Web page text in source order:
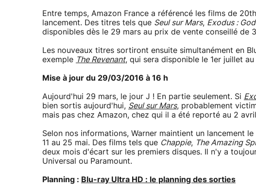
Entre temps, Amazon France a référencé les films de
lancement. Des titres tels que Seul sur Mars, Exodus :
disponibles dès le 29 mars au prix de vente conseillé de
Les nouveaux titres sortiront ensuite simultanément en
exemple The Revenant, qui sera disponible le 1er juillet
Mise à jour du 29/03/2016 à 16 h
Aujourd'hui 29 mars, le jour J ! En partie seulement. Si
bien sortis aujourd'hui, Seul sur Mars, probablement
mais pas chez Amazon, chez qui il a été reporté au 2
Selon nos informations, Warner maintient un lancement
11 au 25 mai. Des films tels que Chappie, The Amazing
deux mois d'écart sur les premiers disques. Il n'y a
Universal ou Paramount.
Planning : Blu-ray Ultra HD : le planning des sorties